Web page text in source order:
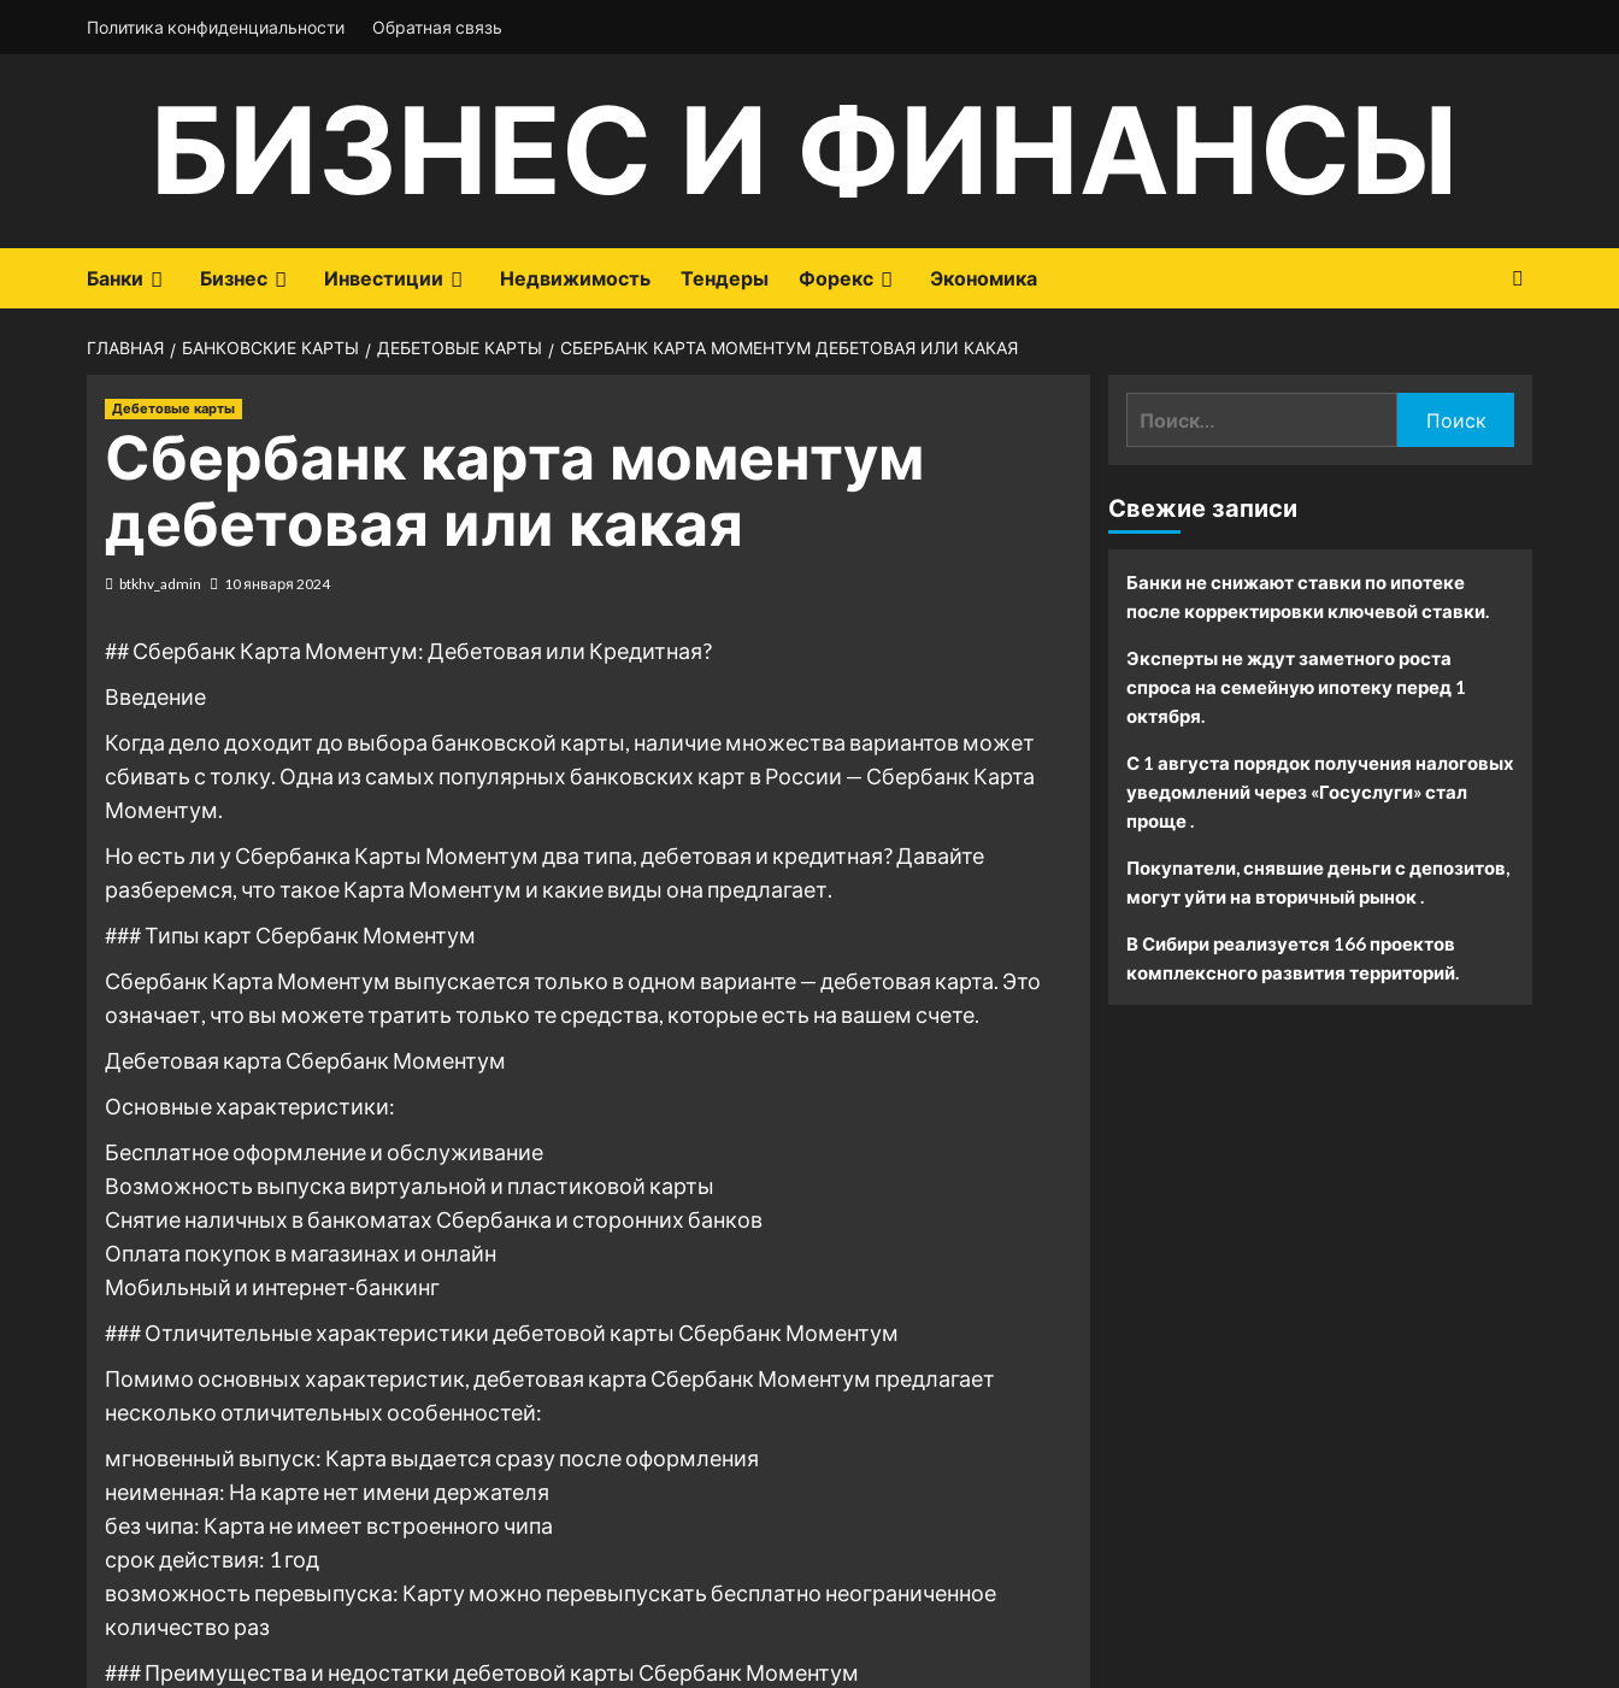
Политика конфиденциальности Обратная связь
БИЗНЕС И ФИНАНСЫ
Банки Бизнес Инвестиции Недвижимость Тендеры Форекс Экономика
ГЛАВНАЯ БАНКОВСКИЕ КАРТЫ ДЕБЕТОВЫЕ КАРТЫ СБЕРБАНК КАРТА МОМЕНТУМ ДЕБЕТОВАЯ ИЛИ КАКАЯ
Дебетовые карты
Сбербанк карта моментум
дебетовая или какая
btkhv_admin 10 января 2024
## Сбербанк Карта Моментум: Дебетовая или Кредитная?
Введение
Когда дело доходит до выбора банковской карты, наличие множества вариантов может
сбивать с толку. Одна из самых популярных банковских карт в России — Сбербанк Карта
Моментум.
Но есть ли у Сбербанка Карты Моментум два типа, дебетовая и кредитная? Давайте
разберемся, что такое Карта Моментум и какие виды она предлагает.
### Типы карт Сбербанк Моментум
Сбербанк Карта Моментум выпускается только в одном варианте — дебетовая карта. Это
означает, что вы можете тратить только те средства, которые есть на вашем счете.
Дебетовая карта Сбербанк Моментум
Основные характеристики:
Бесплатное оформление и обслуживание
Возможность выпуска виртуальной и пластиковой карты
Снятие наличных в банкоматах Сбербанка и сторонних банков
Оплата покупок в магазинах и онлайн
Мобильный и интернет-банкинг
### Отличительные характеристики дебетовой карты Сбербанк Моментум
Помимо основных характеристик, дебетовая карта Сбербанк Моментум предлагает
несколько отличительных особенностей:
мгновенный выпуск: Карта выдается сразу после оформления
неименная: На карте нет имени держателя
без чипа: Карта не имеет встроенного чипа
срок действия: 1 год
возможность перевыпуска: Карту можно перевыпускать бесплатно неограниченное
количество раз
### Преимущества и недостатки дебетовой карты Сбербанк Моментум
Свежие записи
Банки не снижают ставки по ипотеке
после корректировки ключевой ставки.
Эксперты не ждут заметного роста
спроса на семейную ипотеку перед 1
октября.
С 1 августа порядок получения налоговых
уведомлений через «Госуслуги» стал
проще .
Покупатели, снявшие деньги с депозитов,
могут уйти на вторичный рынок .
В Сибири реализуется 166 проектов
комплексного развития территорий.